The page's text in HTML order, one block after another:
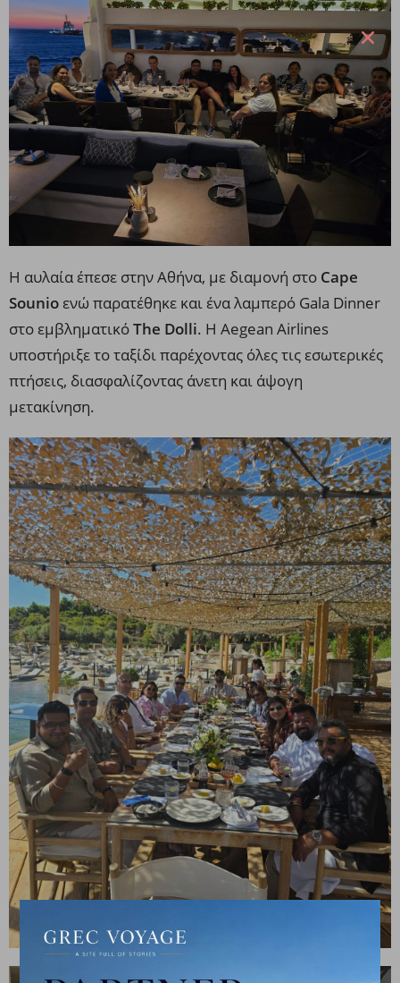
Η αυλαία έπεσε στην Αθήνα, με διαμονή στο Cape
Sounioενώ παρατέθηκε και ένα λαμπερό Gala Dinner
στο εμβληματικόThe Dolli. Η Aegean Airlines
υποστήριξε το ταξίδι παρέχοντας όλες τις εσωτερικές
πτήσεις, διασφαλίζοντας άνετη και άψογη
μετακίνηση.